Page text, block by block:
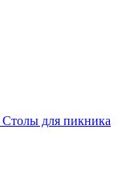
Столы для пикника